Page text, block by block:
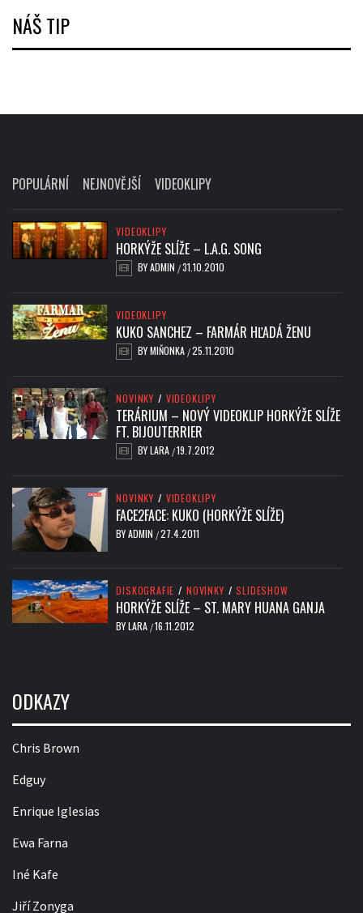
NÁŠ TIP
POPULÁRNÍ NEJNOVĚJŠÍ VIDEOKLIPY
VIDEOKLIPY
HORKÝŽE SLÍŽE – L.A.G. SONG
BYADMIN /31.10.2010
VIDEOKLIPY
KUKO SANCHEZ – FARMÁR HĽADÁ ŽENU
BYMIŇONKA /25.11.2010
NOVINKY / VIDEOKLIPY
TERÁRIUM – NOVÝ VIDEOKLIP HORKÝŽE SLÍŽE
FT. BIJOUTERRIER
BYLARA /19.7.2012
NOVINKY / VIDEOKLIPY
FACE2FACE: KUKO (HORKÝŽE SLÍŽE)
BYADMIN /27.4.2011
DISKOGRAFIE / NOVINKY / SLIDESHOW
HORKÝŽE SLÍŽE – ST. MARY HUANA GANJA
BYLARA /16.11.2012
ODKAZY
Chris Brown
Edguy
Enrique Iglesias
Ewa Farna
Iné Kafe
Jiří Zonyga